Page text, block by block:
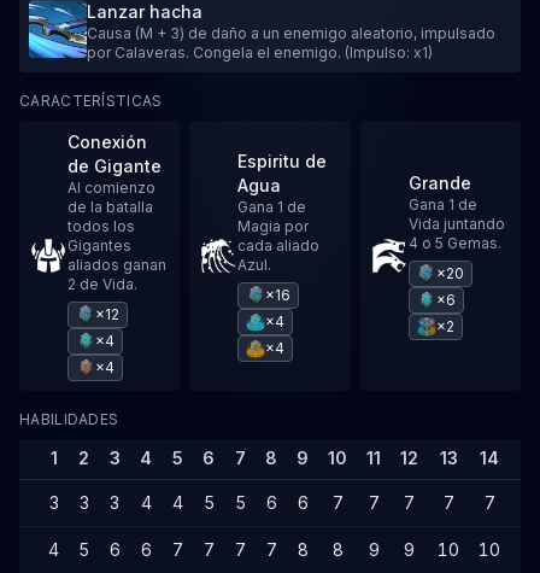
Lanzar hacha
Causa (M + 3) de daño a un enemigo aleatorio, impulsado
por Calaveras. Congela el enemigo. (Impulso: x1)
CARACTERÍSTICAS
Conexión
de Gigante
Al comienzo
de la batalla
todos los
Gigantes
aliados ganan
2 de Vida.
×12
×4
×4
Espiritu de
Agua
Gana 1 de
Magia por
cada aliado
Azul.
×16
×4
×4
Grande
Gana 1 de
Vida juntando
4 o 5 Gemas.
×20
×6
×2
HABILIDADES
1 2 3 4 5 6 7 8 9 10 11 12 13 14
3 3 3 4 4 5 5 6 6 7 7 7 7 7
4 5 6 6 7 7 7 7 8 8 9 9 10 10